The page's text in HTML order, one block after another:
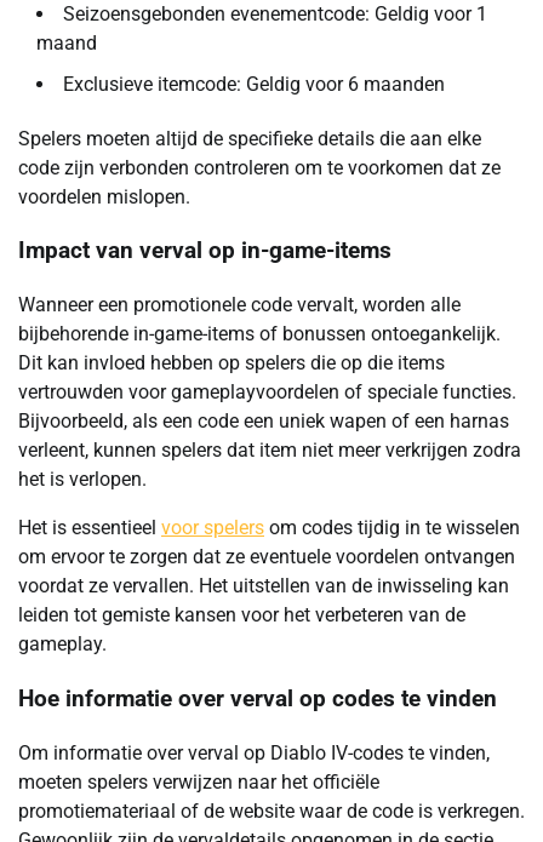
Seizoensgebonden evenementcode: Geldig voor 1
maand
Exclusieve itemcode: Geldig voor 6 maanden
Spelers moeten altijd de specifieke details die aan elke
code zijn verbonden controleren om te voorkomen dat ze
voordelen mislopen.
Impact van verval op in-game-items
Wanneer een promotionele code vervalt, worden alle
bijbehorende in-game-items of bonussen ontoegankelijk.
Dit kan invloed hebben op spelers die op die items
vertrouwden voor gameplayvoordelen of speciale functies.
Bijvoorbeeld, als een code een uniek wapen of een harnas
verleent, kunnen spelers dat item niet meer verkrijgen zodra
het is verlopen.
Het is essentieel voor spelers om codes tijdig in te wisselen
om ervoor te zorgen dat ze eventuele voordelen ontvangen
voordat ze vervallen. Het uitstellen van de inwisseling kan
leiden tot gemiste kansen voor het verbeteren van de
gameplay.
Hoe informatie over verval op codes te vinden
Om informatie over verval op Diablo IV-codes te vinden,
moeten spelers verwijzen naar het officiële
promotiemateriaal of de website waar de code is verkregen.